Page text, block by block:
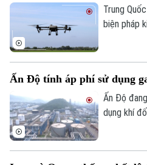
Nga chỉ
Trung
biện pháp
sách trả
Ấn Độ tính áp phí sử dụng
Ấn Độ
dụng khí